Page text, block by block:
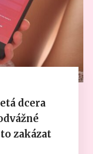
dcera
zakázat